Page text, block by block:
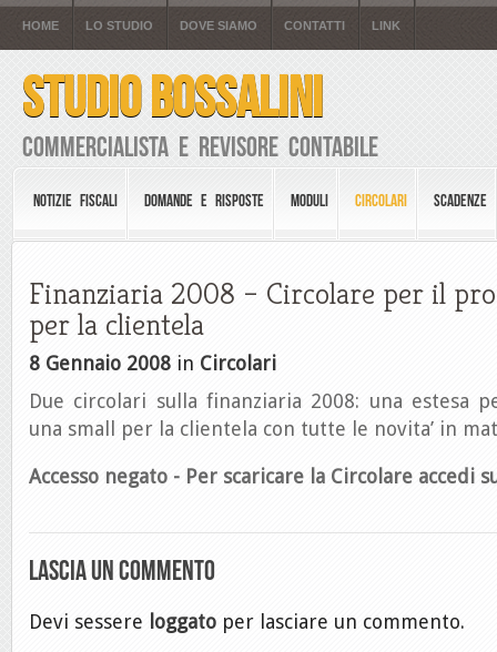
HOME LO STUDIO DOVE SIAMO CONTATTI LINK
STUDIO BOSSALINI
Commercialista e Revisore Contabile
NOTIZIE FISCALI DOMANDE E RISPOSTE MODULI CIRCOLARI SCADENZE
Finanziaria 2008 – Circolare per il
per la clientela
8 Gennaio 2008 in Circolari
Due circolari sulla finanziaria 2008: una estesa
una small per la clientela con tutte le novita’ in
Accesso negato - Per scaricare la Circolare accedi
Lascia un commento
Devi sessere loggato per lasciare un commento.